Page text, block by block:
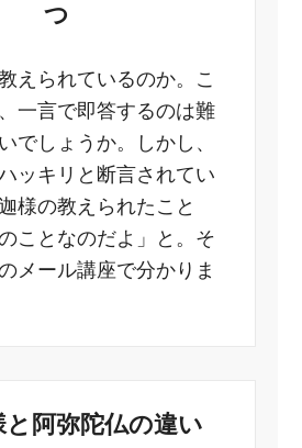
つ
えられているのか。こ
一言で即答するのは難
でしょうか。しかし、
ッキリと断言されてい
様の教えられたこと
ことなのだよ」と。そ
メール講座で分かりま
と阿弥陀仏の違い